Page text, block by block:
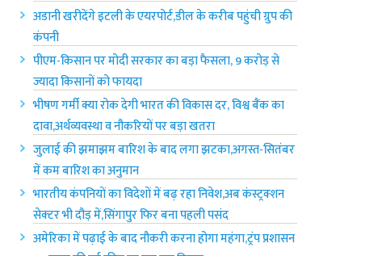
अडानी खरीदेंगे इटली के एयरपोर्ट,डील के करीब पहुंची ग्रुप की
कंपनी
पीएम-किसान पर मोदी सरकार का बड़ा फैसला, 9 करोड़ से
ज्यादा किसानों को फायदा
भीषण गर्मी क्या रोक देगी भारत की विकास दर, विश्व बैंक का
दावा,अर्थव्यवस्था व नौकरियों पर बड़ा खतरा
जुलाई की झमाझम बारिश के बाद लगा झटका,अगस्त-सितंबर
में कम बारिश का अनुमान
भारतीय कंपनियों का विदेशों में बढ़ रहा निवेश,अब कंस्ट्रक्शन
सेक्टर भी दौड़ में,सिंगापुर फिर बना पहली पसंद
अमेरिका में पढ़ाई के बाद नौकरी करना होगा महंगा,ट्रंप प्रशासन